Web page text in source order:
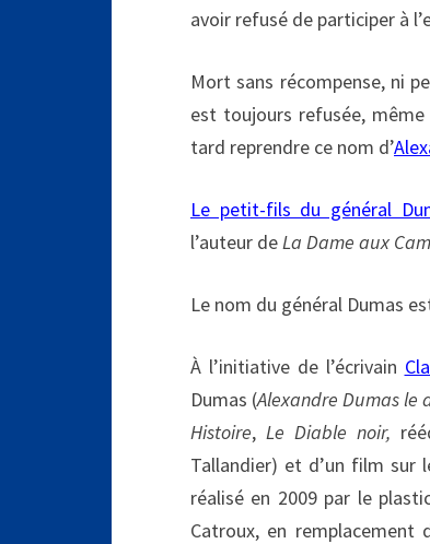
avoir refusé de participer à
Mort sans récompense, ni
est toujours refusée,
tard reprendre ce nom d’
Le petit-fils du général
l’auteur deLa Dame aux
Le nom du général Dumas
À l’initiative de l’écrivain
Dumas (Alexandre Dumas le
Histoire,Le Diable noir,
Tallandier) et d’un film sur
réalisé en 2009 par le
Catroux, en remplacement